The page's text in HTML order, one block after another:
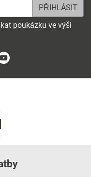
poukázku ve výši